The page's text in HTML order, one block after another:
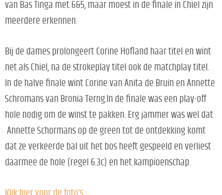
van Bas Tinga met 6&5, maar moest in de finale in Chiel zijn
meerdere erkennen.
Bij de dames prolongeert Corine Hofland haar titel en wint
net als Chiel, na de strokeplay titel ook de matchplay titel.
In de halve finale wint Corine van Anita de Bruin en Annette
Schromans van Bronia Terng.In de finale was een play-off
hole nodig om de winst te pakken. Erg jammer was wel dat
Annette Schormans op de green tot de ontdekking komt
dat ze verkeerde bal uit het bos heeft gespeeld en verliest
daarmee de hole (regel 6.3c) en het kampioenschap.
Klik hier voor de foto’s